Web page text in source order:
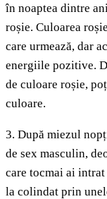
în noaptea dintre
roșie. Culoarea
care urmează, dar
energiile pozitive.
de culoare roșie,
culoare.
3. După miezul
de sex masculin,
care tocmai ai
la colindat prin